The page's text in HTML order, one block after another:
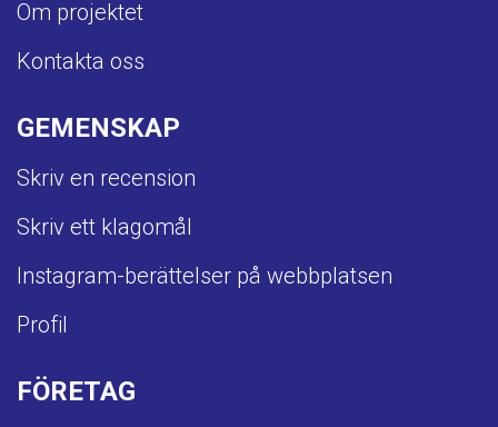
Om projektet
Kontakta oss
GEMENSKAP
Skriv en recension
Skriv ett klagomål
Instagram-berättelser på webbplatsen
Profil
FÖRETAG